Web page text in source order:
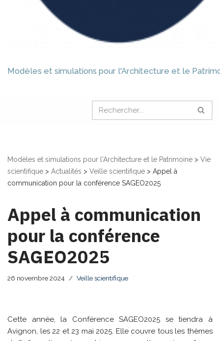
Modèles et simulations pour l'Architecture et le
Modèles et simulations pour l'Architecture et le Patrimoine > Vie
scientifique > Actualités > Veille scientifique > Appel à
communication pour la conférence SAGEO2025
Appel à communication
pour la conférence
SAGEO2025
26 novembre 2024 Veille scientifique
Cette année, la Conférence SAGEO2025 se tiendra à
Avignon, les 22 et 23 mai 2025. Elle couvre tous les thèmes